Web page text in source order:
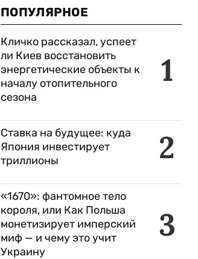
ПОПУЛЯРНОЕ
1
Кличко рассказал, успеет
ли Киев восстановить
энергетические объекты к
началу отопительного
сезона
2
Ставка на будущее: куда
Япония инвестирует
триллионы
3
«1670»: фантомное тело
короля, или Как Польша
монетизирует имперский
миф — и чему это учит
Украину